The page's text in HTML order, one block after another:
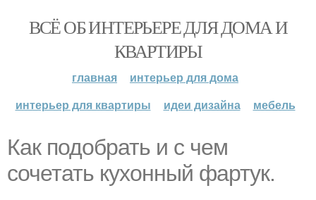
ВСЁ ОБ ИНТЕРЬЕРЕ ДЛЯ ДОМА И
КВАРТИРЫ
главная
интерьер для дома
интерьер для квартиры
идеи дизайна мебель
Как подобрать и с чем
сочетать кухонный фартук.